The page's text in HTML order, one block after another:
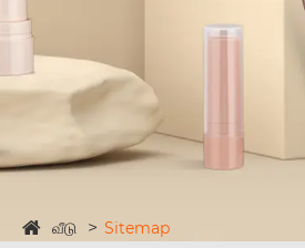
வீடு Sitemap